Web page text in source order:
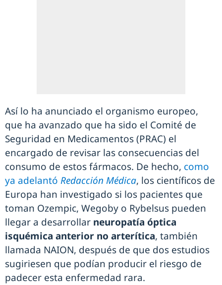
Así lo ha anunciado el organismo europeo,
que ha avanzado que ha sido el Comité de
Seguridad en Medicamentos (PRAC) el
encargado de revisar las consecuencias del
consumo de estos fármacos. De hecho, como
ya adelantó Redacción Médica, los científicos de
Europa han investigado si los pacientes que
toman Ozempic, Wegoby o Rybelsus pueden
llegar a desarrollar neuropatía óptica
isquémica anterior no arterítica, también
llamada NAION, después de que dos estudios
sugiriesen que podían producir el riesgo de
padecer esta enfermedad rara.